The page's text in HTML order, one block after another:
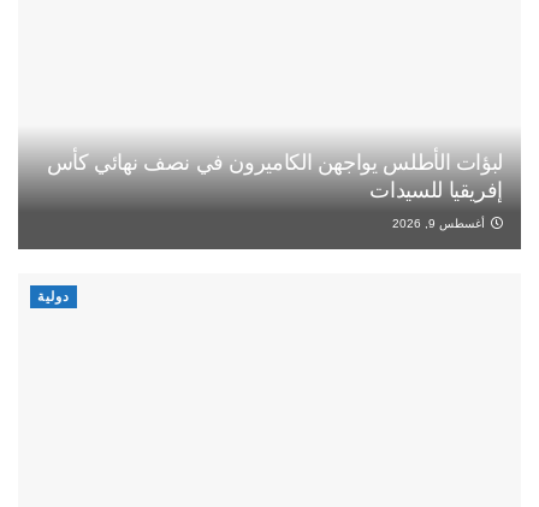
لبؤات الأطلس يواجهن الكاميرون في نصف نهائي كأس
إفريقيا للسيدات
أغسطس 9, 2026
دولية